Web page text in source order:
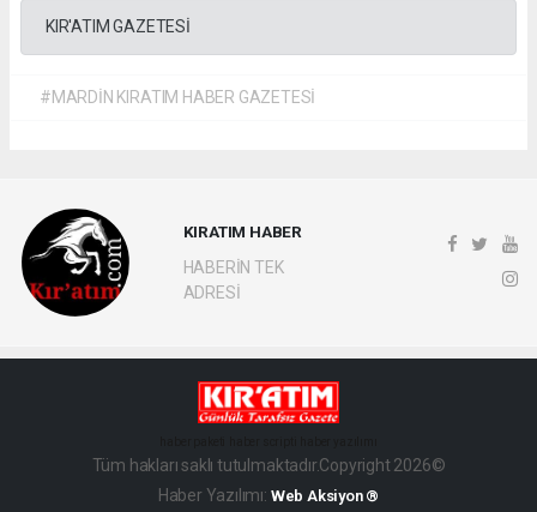
KIR'ATIM GAZETESİ
#MARDİN KIRATIM HABER GAZETESİ
KIRATIM HABER
HABERİN TEK
ADRESİ
Tüm hakları saklı tutulmaktadır.Copyright 2026©
Haber Yazılımı: Web Aksiyon ®